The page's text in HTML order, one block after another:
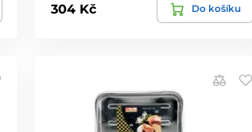
304 Kč Do košíku